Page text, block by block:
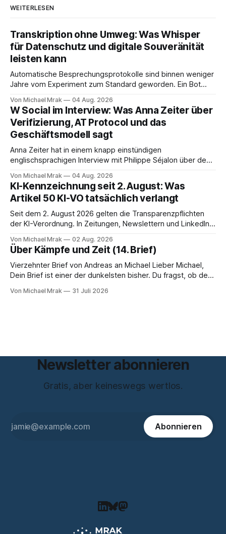
WEITERLESEN
Transkription ohne Umweg: Was Whisper
für Datenschutz und digitale Souveränität
leisten kann
Automatische Besprechungsprotokolle sind binnen weniger
Jahre vom Experiment zum Standard geworden. Ein Bot
Ende eine Zusammenfassung samt Aufgabenliste. Das
funktioniert gut. Die Frage, die regelmäßig untergeht, lautet:
Wo genau liegt das Audio, wer verarbeitet es und unter
welcher Rechtsgrundlage? Es gibt
Von Michael Mrak 04 Aug. 2026
W Social im Interview: Was Anna Zeiter über
Verifizierung, AT Protocol und das
Geschäftsmodell sagt
Anna Zeiter hat in einem knapp einstündigen
englischsprachigen Interview mit Philippe Séjalon über den
über zehn Jahre Datenschutzbeauftragte bei eBay und hat
zum Thema Meinungsfreiheit promoviert. Das Gespräch ist
inhaltlich dichter als die meisten Kurzinterviews zum Thema
und beantwortet einige Fragen,
Von Michael Mrak 04 Aug. 2026
KI-Kennzeichnung seit 2. August: Was
Artikel 50 KI-VO tatsächlich verlangt
Seit dem 2. August 2026 gelten die Transparenzpflichten
der KI-Verordnung. In Zeitungen, Newslettern und LinkedIn-
trotzdem falsch ist: Ab jetzt müsse alles gekennzeichnet
werden, was mit künstlicher Intelligenz entstanden sei. Das
stimmt so nicht. Artikel 50 der KI-Verordnung
Von Michael Mrak 02 Aug. 2026
Über Kämpfe und Zeit (14. Brief)
Vierzehnter Brief von Andreas an Michael Lieber Michael,
Dein Brief ist einer der dunkelsten bisher. Du fragst, ob der
letzten Hebel, der sich noch bewegt, und zwischen Deinen
Von Michael Mrak 31 Juli 2026
Newsletter abonnieren
Gratis, aber keineswegs wertlos.
Abonnieren